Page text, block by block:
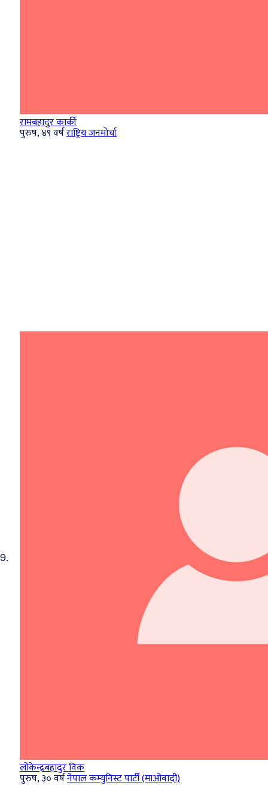
रामबहादुर कार्की
पुरुष, ४९ वर्षराष्ट्रिय जनमोर्चा
9.
लोकेन्द्रबहादुर विक
पुरुष, ३० वर्षनेपाल कम्युनिस्ट पार्टी (माओवादी)